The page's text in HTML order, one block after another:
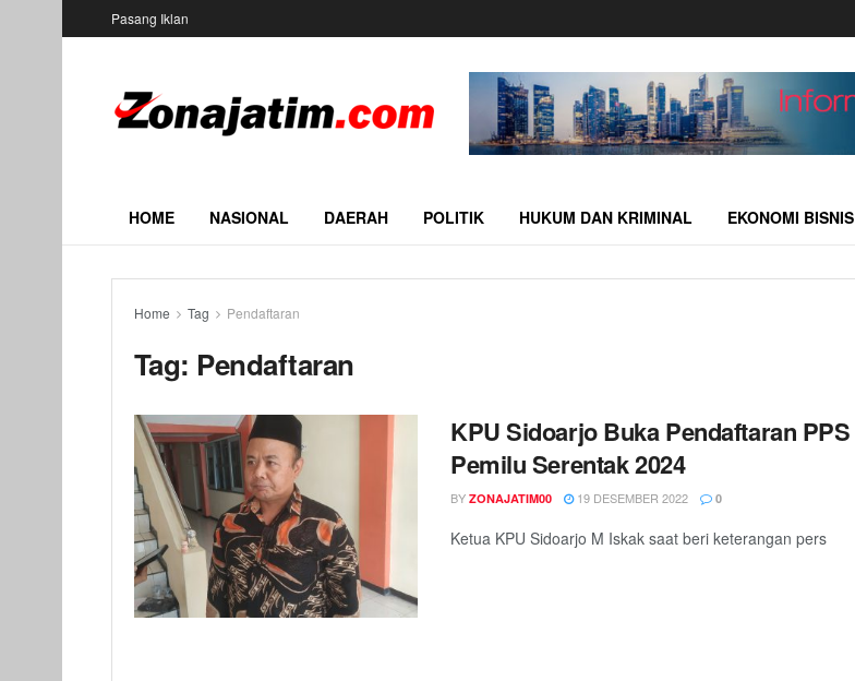
Pasang Iklan
HOME NASIONAL DAERAH POLITIK HUKUM DAN KRIMINAL EKONOMI BISNIS
Home Tag Pendaftaran
Tag: Pendaftaran
KPU Sidoarjo Buka Pendaftaran PPS
Pemilu Serentak 2024
BY ZONAJATIM00 19 DESEMBER 2022 0
Ketua KPU Sidoarjo M Iskak saat beri keterangan pers